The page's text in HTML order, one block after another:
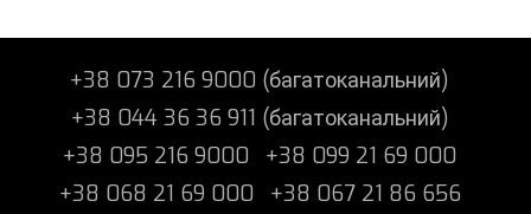
+38 073 216 9000 (багатоканальний)
+38 044 36 36 911 (багатоканальний)
+38 095 216 9000
+38 099 21 69 000
+38 068 21 69 000
+38 067 21 86 656